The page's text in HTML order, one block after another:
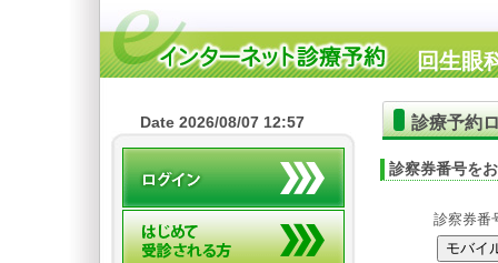
回生眼
診療予約
診察券番号を
診察券番
Date 2026/08/07 12:57